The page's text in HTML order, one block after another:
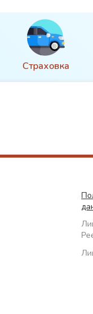
Страховка